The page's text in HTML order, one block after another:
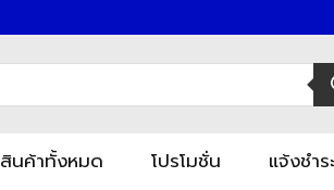
สินค้าทั้งหมด โปรโมชั่น แจ้งชำร